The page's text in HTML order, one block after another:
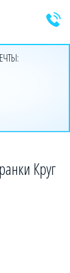
Круг